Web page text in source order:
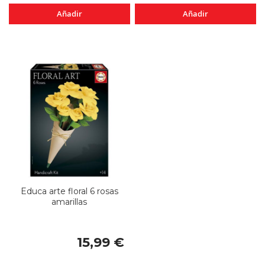
Añadir Añadir
Educa arte floral 6 rosas
amarillas
15,99 €